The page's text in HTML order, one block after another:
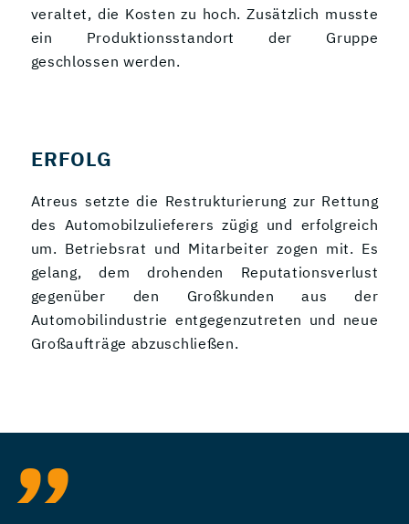
veraltet, die Kosten zu hoch. Zusätzlich musste
ein Produktionsstandort der Gruppe
geschlossen werden.
ERFOLG
Atreus setzte die Restrukturierung zur Rettung
des Automobilzulieferers zügig und erfolgreich
um. Betriebsrat und Mitarbeiter zogen mit. Es
gelang, dem drohenden Reputationsverlust
gegenüber den Großkunden aus der
Automobilindustrie entgegenzutreten und neue
Großaufträge abzuschließen.